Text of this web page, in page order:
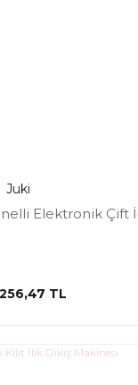
Juki
Elektronik Çift
TL